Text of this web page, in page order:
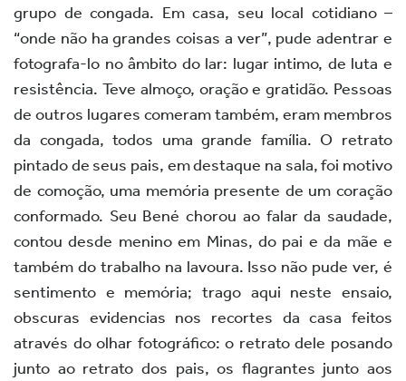
grupo de congada. Em casa, seu local cotidiano –
“onde não ha grandes coisas a ver”, pude adentrar e
fotografa-lo no âmbito do lar: lugar intimo, de luta e
resistência. Teve almoço, oração e gratidão. Pessoas
de outros lugares comeram também, eram membros
da congada, todos uma grande família. O retrato
pintado de seus pais, em destaque na sala, foi motivo
de comoção, uma memória presente de um coração
conformado. Seu Bené chorou ao falar da saudade,
contou desde menino em Minas, do pai e da mãe e
também do trabalho na lavoura. Isso não pude ver, é
sentimento e memória; trago aqui neste ensaio,
obscuras evidencias nos recortes da casa feitos
através do olhar fotográfico: o retrato dele posando
junto ao retrato dos pais, os flagrantes junto aos